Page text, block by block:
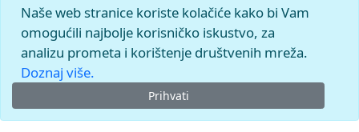
Naše web stranice koriste kolačiće kako bi Vam
omogućili najbolje korisničko iskustvo, za
analizu prometa i korištenje društvenih mreža.
Doznaj više.
Prihvati
© 2026.Leksikografski zavodMiroslav Krleža